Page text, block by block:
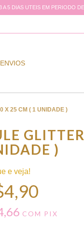
5 DIAS UTEIS EM PERIODO
X 25 CM ( 1 UNIDADE )
)
e veja!
COM PIX